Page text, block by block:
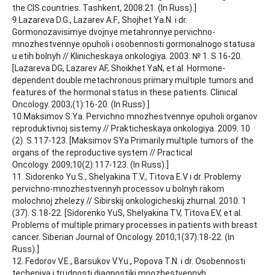
the CIS countries. Tashkent, 2008:21. (In Russ).]
9.Lazareva D.G., Lazarev A.F., Shojhet Ya.N. i dr.
Gormonozavisimye dvojnye metahronnye pervichno-
mnozhestvennye opuholi i osobennosti gormonalnogo statusa
u etih bolnyh // Klinicheskaya onkologiya. 2003. № 1. S.16-20.
[Lazareva DG, Lazarev AF, Shoikhet YaN, et al. Hormone-
dependent double metachronous primary multiple tumors and
features of the hormonal status in these patients. Clinical
Oncology. 2003;(1):16-20. (In Russ).]
10.Maksimov S.Ya. Pervichno mnozhestvennye opuholi organov
reproduktivnoj sistemy // Prakticheskaya onkologiya. 2009. 10
(2). S.117-123. [Maksimov SYa Primarily multiple tumors of the
organs of the reproductive system // Practical
Oncology. 2009;10(2):117-123. (In Russ).]
11. Sidorenko Yu.S., Shelyakina T.V., Titova E.V i dr. Problemy
pervichno-mnozhestvennyh processov u bolnyh rakom
molochnoj zhelezy // Sibirskij onkologicheskij zhurnal. 2010. 1
(37). S.18-22. [Sidorenko YuS, Shelyakina TV, Titova EV, et al.
Problems of multiple primary processes in patients with breast
cancer. Siberian Journal of Oncology. 2010;1(37):18-22. (In
Russ).]
12. Fedorov V.E., Barsukov V.Yu., Popova T.N. i dr. Osobennosti